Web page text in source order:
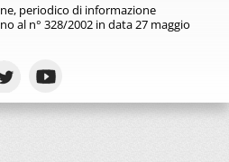
periodico di informazione
al n° 328/2002 in data 27 maggio